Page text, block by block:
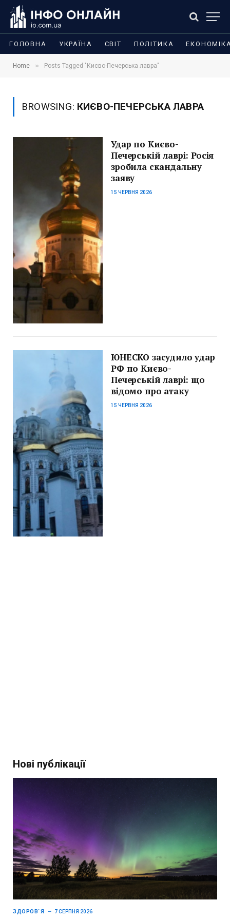
ГОЛОВНА УКРАЇНА СВІТ ПОЛІТИКА
Home » Posts Tagged "Києво-Печерська лавра"
BROWSING: КИЄВО-ПЕЧЕРСЬКА ЛАВРА
Удар по Києво-
Печерській лаврі: Росія
зробила скандальну
заяву
15 ЧЕРВНЯ 2026
ЮНЕСКО засудило удар
РФ по Києво-
Печерській лаврі: що
відомо про атаку
15 ЧЕРВНЯ 2026
Нові публікації
ЗДОРОВ`Я 7 СЕРПНЯ 2026